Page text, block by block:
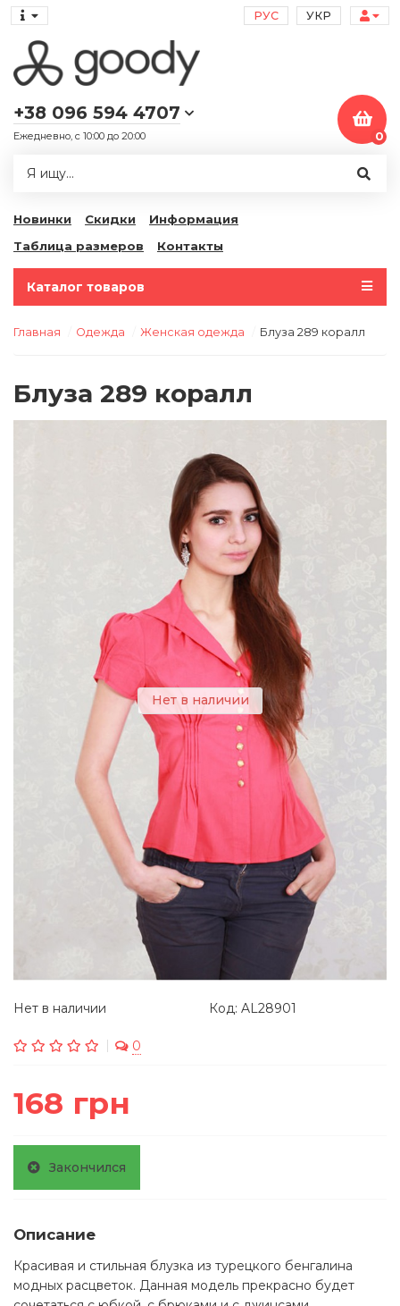
РУС УКР
+38 096 594 4707
Ежедневно, с 10:00 до 20:00 0
Новинки Скидки
Информация
Таблица размеров
Контакты
Каталог товаров
Главная Одежда Женская одежда Блуза 289 коралл
Блуза 289 коралл
Нет в наличии
Нет в наличии Код: AL28901
0
168 грн
Закончился
Описание
Красивая и стильная блузка из турецкого бенгалина
модных расцветок. Данная модель прекрасно будет